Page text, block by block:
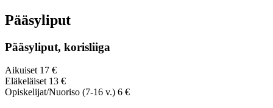
Pääsyliput
Pääsyliput, korisliiga
Aikuiset 17 €
Eläkeläiset 13 €
Opiskelijat/Nuoriso (7-16 v.) 6 €